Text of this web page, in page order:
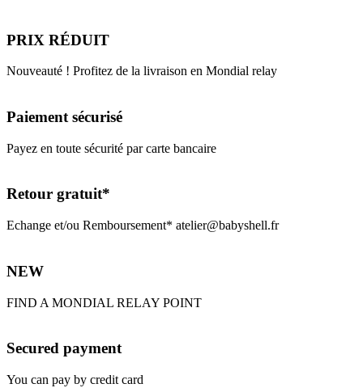
PRIX RÉDUIT
Nouveauté ! Profitez de la livraison en Mondial relay
Paiement sécurisé
Payez en toute sécurité par carte bancaire
Retour gratuit*
Echange et/ou Remboursement* atelier@babyshell.fr
NEW
FIND A MONDIAL RELAY POINT
Secured payment
You can pay by credit card